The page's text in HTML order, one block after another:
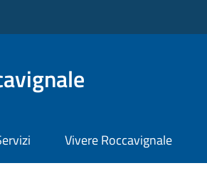
Vivere Roccavignale